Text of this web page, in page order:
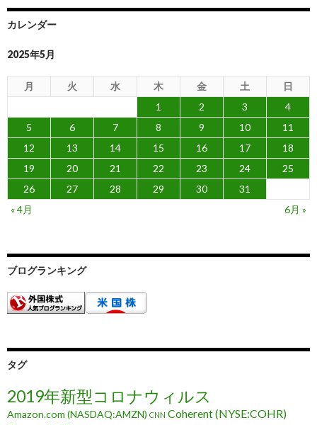
カレンダー
2025年5月
月 火 水 木 金 土
日
1
2 3
4
5
6 7 8 9 10
11
12
13 14 15 16 17
18
19
20 21 22 23 24
25
26
27 28 29 30
31
« 4月
6月 »
ブログランキング
タグ
2019年新型コロナウィルス
Amazon.com (NASDAQ:AMZN) CNN Coherent (NYSE:COHR)